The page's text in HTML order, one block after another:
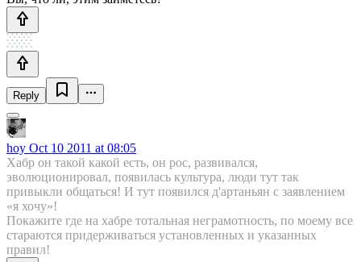
Reply
hoy Oct 10 2011 at 08:05
Хабр он такой какой есть, он рос, развивался,
эволюционировал, появилась культура, люди тут так
привыкли общаться! И тут появился д'артаньян с заявлением
«я хочу»!
Покажите где на хабре тотальная неграмотность, по моему все
стараются придерживаться установленных и указанных
правил!